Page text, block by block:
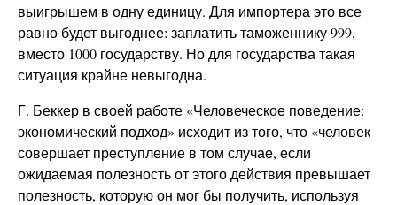
выигрышем в одну единицу. Для импортера это все
равно будет выгоднее: заплатить таможеннику 999,
вместо 1000 государству. Но для государства такая
ситуация крайне невыгодна.
Г. Беккер в своей работе «Человеческое поведение:
экономический подход» исходит из того, что «человек
совершает преступление в том случае, если
ожидаемая полезность от этого действия превышает
полезность, которую он мог бы получить, используя